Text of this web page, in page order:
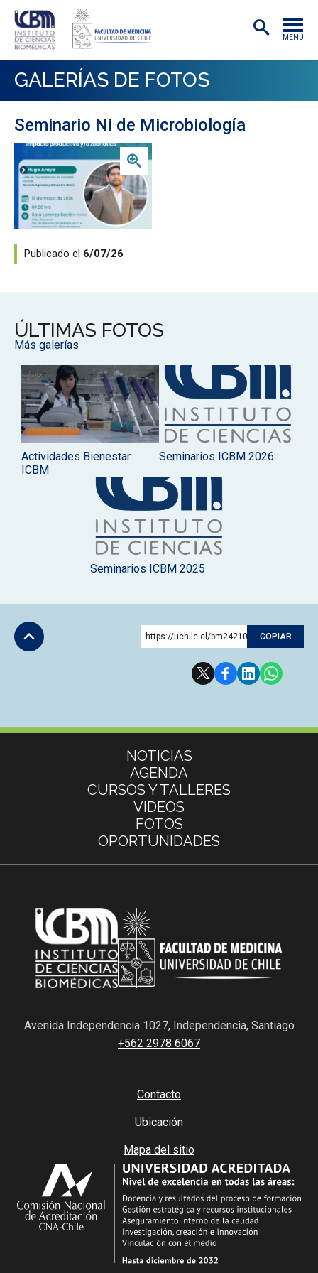
MENÚ
INSTITUTO
ACADÉMICAS/OS
INVESTIGACIÓN
PREGRADO
POSTGRADO
PUBLICACIONES
GALERÍAS DE FOTOS
Seminario Ni de Microbiología
Zoom
Publicado el 6/07/26
ÚLTIMAS FOTOS
Más galerías
Actividades Bienestar
ICBM
Seminarios ICBM 2026
Seminarios ICBM 2025
https://uchile.cl/bm242109 COPIAR
NOTICIAS
AGENDA
CURSOS Y TALLERES
VIDEOS
FOTOS
OPORTUNIDADES
Avenida Independencia 1027, Independencia, Santiago
+562 2978 6067
Contacto
Ubicación
Mapa del sitio